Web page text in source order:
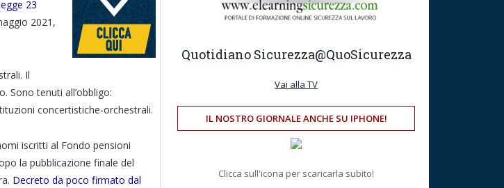
23
2021,
Il
Sono tenuti all’obbligo:
concertistiche-orchestrali.
iscritti al Fondo pensioni
la pubblicazione finale del
Decreto da poco firmato dal
Quotidiano Sicurezza@QuoSicurezza
Vai alla TV
IL NOSTRO GIORNALE ANCHE SU IPHONE!
Clicca sull'icona per scaricarla subito!